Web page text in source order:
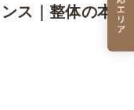
ス｜整体の本